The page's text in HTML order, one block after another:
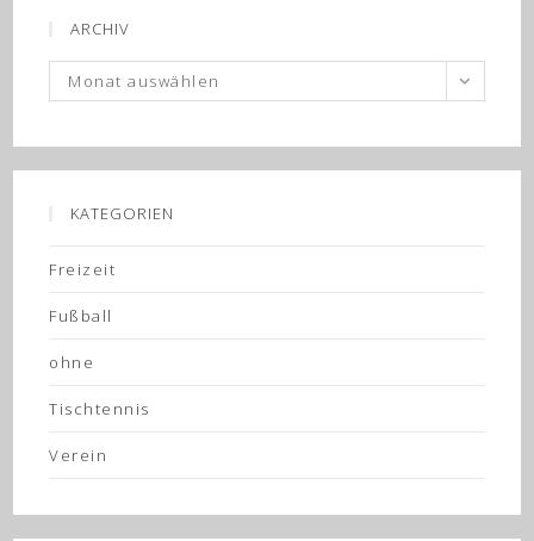
ARCHIV
Archiv
Monat auswählen
KATEGORIEN
Freizeit
Fußball
ohne
Tischtennis
Verein